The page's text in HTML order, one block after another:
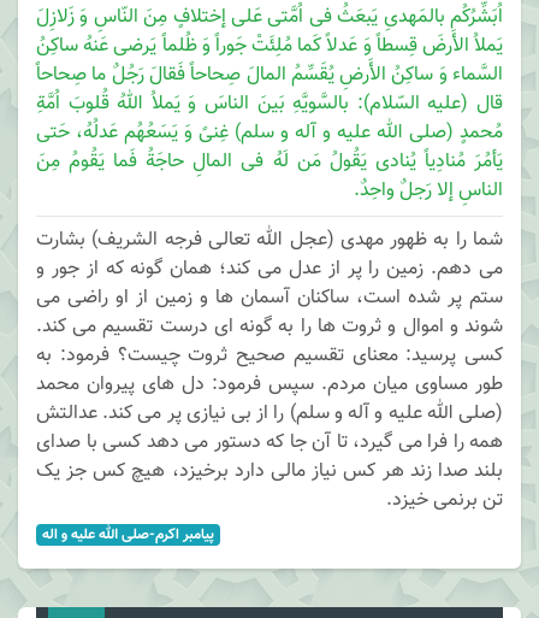
اُبَشِّرُکُم بالمَهدیِ یَبعَثُ فی اُمَّتی عَلی إختلافٍ مِنَ النّاسِ وَ زَلازِلَ
یَملاُ الأَرضَ قِسطاً وَ عَدلاً کَما مُلِئَتْ جَوراً وَ ظُلماً یَرضی عَنهُ ساکِنُ
السَّماء وَ ساکِنُ الأَرضِ یُقَسِّمُ المالَ صِحاحاً فَقالَ رَجُلٌ ما صِحاحاً
قال (علیه السّلام): بالسَّویَّهِ بَینَ الناسَ وَ یَملاُ اللهُ قُلوبَ اُمَّةِ
مُحمدٍ (صلی الله علیه و آله و سلم) غِنیً وَ یَسَعُهُم عَدلُهُ، حَتی
یَأمُرَ مُنادِیاً یُنادی یَقُولُ مَن لَهُ فی المالِ حاجَةُ فَما یَقُومُ مِنَ
الناسِ إلا رَجلٌ واحِدٌ.
شما را به ظهور مهدی (عجل الله تعالی فرجه الشریف) بشارت
می دهم. زمین را پر از عدل می کند؛ همان گونه که از جور و
ستم پر شده است، ساکنان آسمان ها و زمین از او راضی می
شوند و اموال و ثروت ها را به گونه ای درست تقسیم می کند.
کسی پرسید: معنای تقسیم صحیح ثروت چیست؟ فرمود: به
طور مساوی میان مردم. سپس فرمود: دل های پیروان محمد
(صلی الله علیه و آله و سلم) را از بی نیازی پر می کند. عدالتش
همه را فرا می گیرد، تا آن جا که دستور می دهد کسی با صدای
بلند صدا زند هر کس نیاز مالی دارد برخیزد، هیچ کس جز یک
تن برنمی خیزد.
پيامبر اکرم-صلی الله عليه و اله